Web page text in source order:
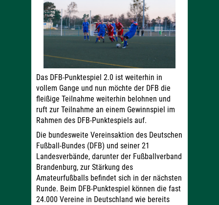
Das DFB-Punktespiel 2.0 ist weiterhin in
vollem Gange und nun möchte der DFB die
fleißige Teilnahme weiterhin belohnen und
ruft zur Teilnahme an einem Gewinnspiel im
Rahmen des DFB-Punktespiels auf.
Die bundesweite Vereinsaktion des Deutschen
Fußball-Bundes (DFB) und seiner 21
Landesverbände, darunter der Fußballverband
Brandenburg, zur Stärkung des
Amateurfußballs befindet sich in der nächsten
Runde. Beim DFB-Punktespiel können die fast
24.000 Vereine in Deutschland wie bereits